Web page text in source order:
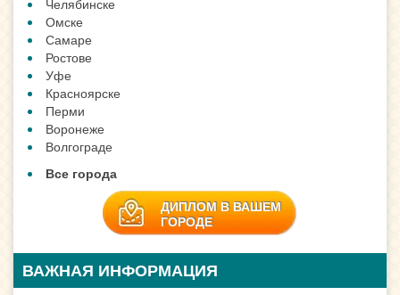
Омске
Самаре
Ростове
Уфе
Красноярске
Перми
Воронеже
Волгограде
Все города
ДИПЛОМ В ВАШЕМ
ГОРОДЕ
ВАЖНАЯ ИНФОРМАЦИЯ